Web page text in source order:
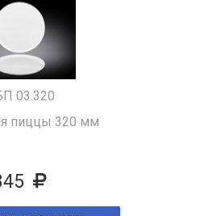
03.320
пиццы 320 мм